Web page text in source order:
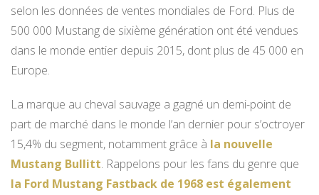
selon les données de ventes mondiales de Ford. Plus de
500 000 Mustang de sixième génération ont été vendues
dans le monde entier depuis 2015, dont plus de 45 000 en
Europe.
La marque au cheval sauvage a gagné un demi-point de
part de marché dans le monde l’an dernier pour s’octroyer
15,4% du segment, notamment grâce à la nouvelle
Mustang Bullitt. Rappelons pour les fans du genre que
la Ford Mustang Fastback de 1968 est également